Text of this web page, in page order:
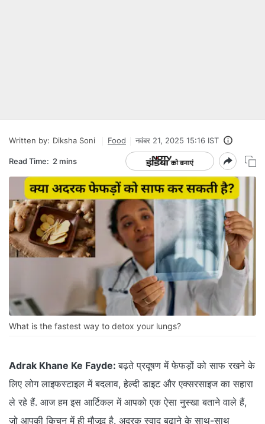
Written by: Diksha Soni Food नवंबर 21, 2025 15:16 IST
Read Time: 2 mins
What is the fastest way to detox your lungs?
Adrak Khane Ke Fayde:बढ़ते प्रदूषण में फेफड़ों को साफ रखने के
लिए लोग लाइफस्टाइल में बदलाव, हेल्दी डाइट और एक्सरसाइज का सहारा
ले रहे हैं. आज हम इस आर्टिकल में आपको एक ऐसा नुस्खा बताने वाले हैं,
जो आपकी किचन में ही मौजूद है. अदरक स्वाद बढ़ाने के साथ-साथ